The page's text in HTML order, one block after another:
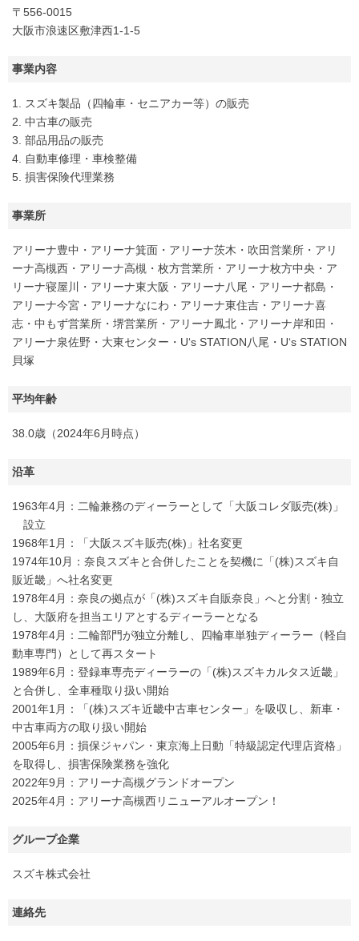
〒556-0015
大阪市浪速区敷津西1-1-5
事業内容
1. スズキ製品（四輪車・セニアカー等）の販売
2. 中古車の販売
3. 部品用品の販売
4. 自動車修理・車検整備
5. 損害保険代理業務
事業所
アリーナ豊中・アリーナ箕面・アリーナ茨木・吹田営業所・アリ
ーナ高槻西・アリーナ高槻・枚方営業所・アリーナ枚方中央・ア
リーナ寝屋川・アリーナ東大阪・アリーナ八尾・アリーナ都島・
アリーナ今宮・アリーナなにわ・アリーナ東住吉・アリーナ喜
志・中もず営業所・堺営業所・アリーナ鳳北・アリーナ岸和田・
アリーナ泉佐野・大東センター・U‘s STATION八尾・U‘s STATION
貝塚
平均年齢
38.0歳（2024年6月時点）
沿革
1963年4月：二輪兼務のディーラーとして「大阪コレダ販売(株)」
設立
1968年1月：「大阪スズキ販売(株)」社名変更
1974年10月：奈良スズキと合併したことを契機に「(株)スズキ自
販近畿」へ社名変更
1978年4月：奈良の拠点が「(株)スズキ自販奈良」へと分割・独立
し、大阪府を担当エリアとするディーラーとなる
1978年4月：二輪部門が独立分離し、四輪車単独ディーラー（軽自
動車専門）として再スタート
1989年6月：登録車専売ディーラーの「(株)スズキカルタス近畿」
と合併し、全車種取り扱い開始
2001年1月：「(株)スズキ近畿中古車センター」を吸収し、新車・
中古車両方の取り扱い開始
2005年6月：損保ジャパン・東京海上日動「特級認定代理店資格」
を取得し、損害保険業務を強化
2022年9月：アリーナ高槻グランドオープン
2025年4月：アリーナ高槻西リニューアルオープン！
グループ企業
スズキ株式会社
連絡先